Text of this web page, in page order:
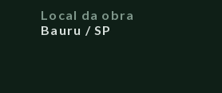
Local da obra
Bauru / SP